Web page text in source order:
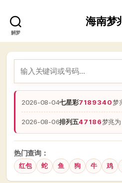
解梦
海南梦
2026-08-04七星彩7189340梦
2026-08-06排列五47186梦兆
热门查询：
红包 蛇 鱼 狗 牛 鸡